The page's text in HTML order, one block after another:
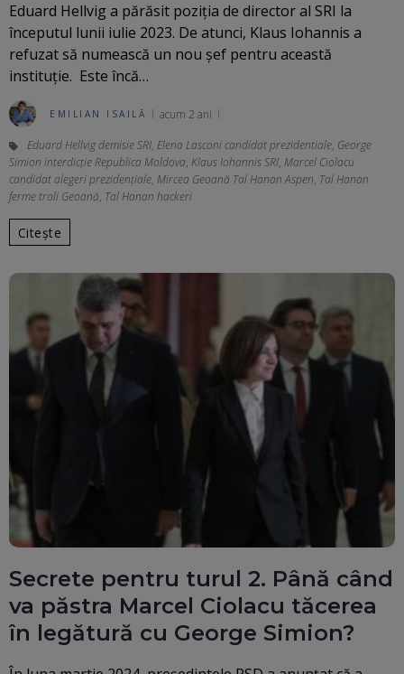
Eduard Hellvig a părăsit poziția de director al SRI la
începutul lunii iulie 2023. De atunci, Klaus Iohannis a
refuzat să numească un nou șef pentru această
instituție. Este încă…
EMILIAN ISAILĂ acum 2 ani
Eduard Hellvig demisie SRI, Elena Lasconi candidat prezidentiale, George
Simion interdicție Republica Moldova, Klaus Iohannis SRI, Marcel Ciolacu
candidat alegeri prezidențiale, Mircea Geoană Tal Hanan Aspen, Tal Hanan
ferme troli Geoană, Tal Hanan hackeri
Citește
Secrete pentru turul 2. Până când
va păstra Marcel Ciolacu tăcerea
în legătură cu George Simion?